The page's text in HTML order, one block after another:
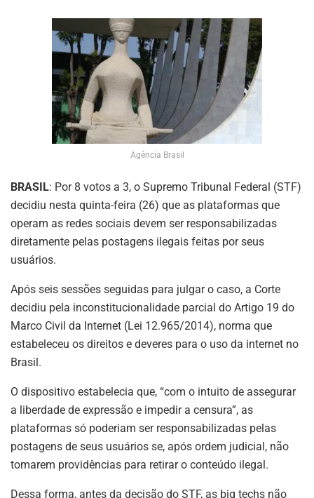
Agência Brasil
BRASIL: Por 8 votos a 3, o Supremo Tribunal Federal (STF)
decidiu nesta quinta-feira (26) que as plataformas que
operam as redes sociais devem ser responsabilizadas
diretamente pelas postagens ilegais feitas por seus
usuários.
Após seis sessões seguidas para julgar o caso, a Corte
decidiu pela inconstitucionalidade parcial do Artigo 19 do
Marco Civil da Internet (Lei 12.965/2014), norma que
estabeleceu os direitos e deveres para o uso da internet no
Brasil.
O dispositivo estabelecia que, “com o intuito de assegurar
a liberdade de expressão e impedir a censura”, as
plataformas só poderiam ser responsabilizadas pelas
postagens de seus usuários se, após ordem judicial, não
tomarem providências para retirar o conteúdo ilegal.
Dessa forma, antes da decisão do STF, as big techs não